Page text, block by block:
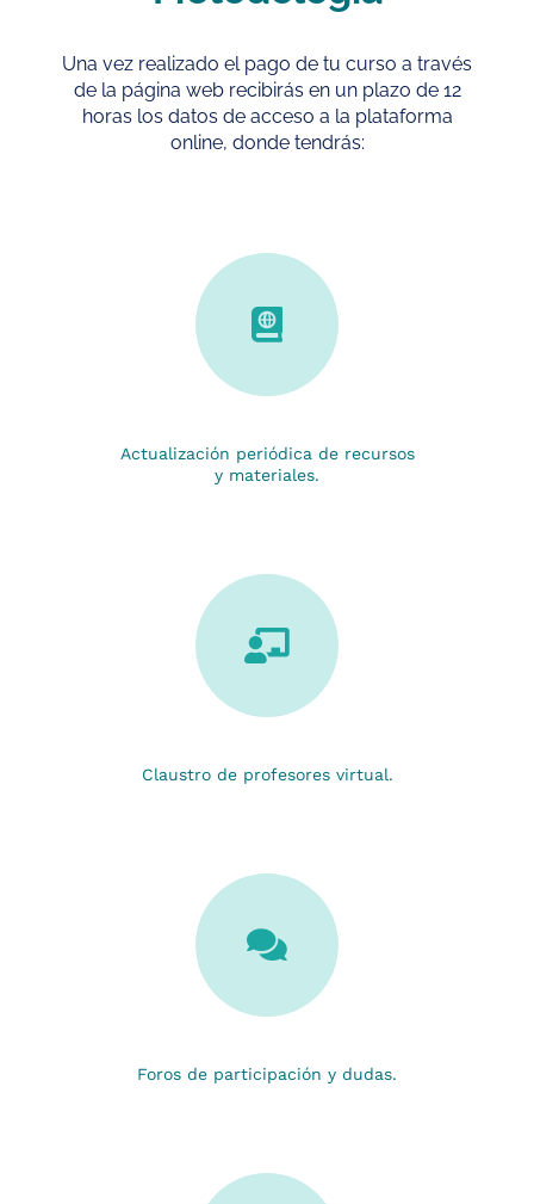
Una vez realizado el pago de tu curso a través
de la página web recibirás en un plazo de 12
horas los datos de acceso a la plataforma
online, donde tendrás:
Actualización periódica de recursos
y materiales.
Claustro de profesores virtual.
Foros de participación y dudas.